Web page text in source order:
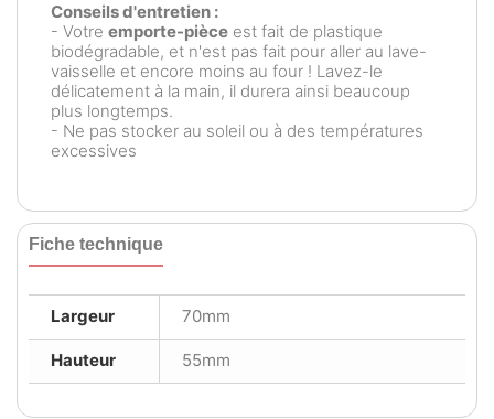
Conseils d'entretien :
- Votre emporte-pièce est fait de plastique
biodégradable, et n'est pas fait pour aller au lave-
vaisselle et encore moins au four ! Lavez-le
délicatement à la main, il durera ainsi beaucoup
plus longtemps.
- Ne pas stocker au soleil ou à des températures
excessives
Fiche technique
Largeur 70mm
Hauteur 55mm